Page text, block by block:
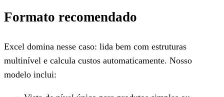
Formato recomendado
Excel domina nesse caso: lida bem com estruturas
multinível e calcula custos automaticamente. Nosso
modelo inclui: